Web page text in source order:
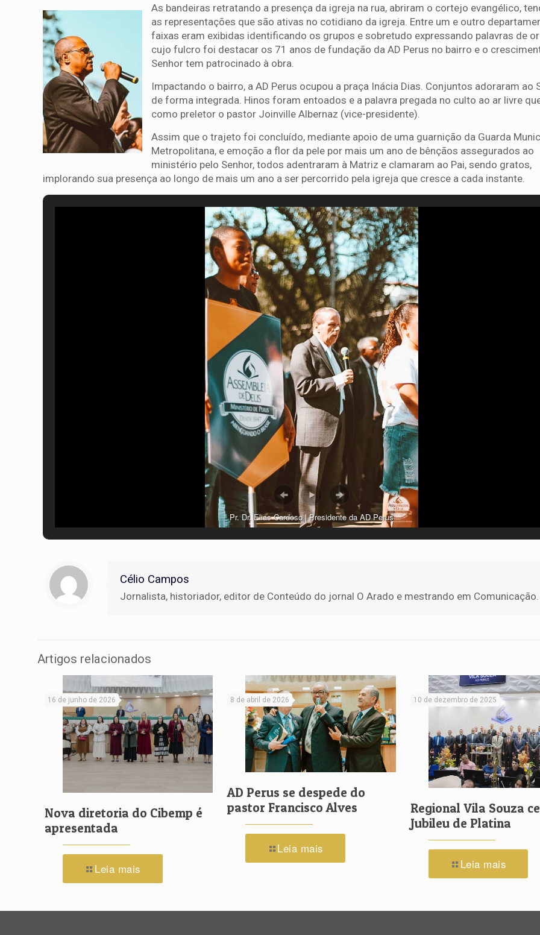
As bandeiras retratando a presença da igreja na rua, abriram o cortejo evangélico,
as representações que são ativas no cotidiano da igreja. Entre um e outro
faixas eram exibidas identificando os grupos e sobretudo expressando palavras de
cujo fulcro foi destacar os 71 anos de fundação da AD Perus no bairro e o
Senhor tem patrocinado à obra.
Impactando o bairro, a AD Perus ocupou a praça Inácia Dias. Conjuntos adoraram ao
de forma integrada. Hinos foram entoados e a palavra pregada no culto ao ar livre
como preletor o pastor Joinville Albernaz (vice-presidente).
Assim que o trajeto foi concluído, mediante apoio de uma guarnição da Guarda
Metropolitana, e emoção a flor da pele por mais um ano de bênçãos assegurados ao
ministério pelo Senhor, todos adentraram à Matriz e clamaram ao Pai, sendo gratos,
implorando sua presença ao longo de mais um ano a ser percorrido pela igreja que cresce a cada instante.
Pr. Dr. Elias Cardoso | Presidente da AD Perus
Célio Campos
Jornalista, historiador, editor de Conteúdo do jornal O Arado e mestrando em Comunicação.
Artigos relacionados
16 de junho de 2026
Nova diretoria do Cibemp é
apresentada
Leia mais
8 de abril de 2026
AD Perus se despede do
pastor Francisco Alves
Leia mais
10 de dezembro de 2025
Regional Vila Souza
Jubileu de Platina
Leia mais